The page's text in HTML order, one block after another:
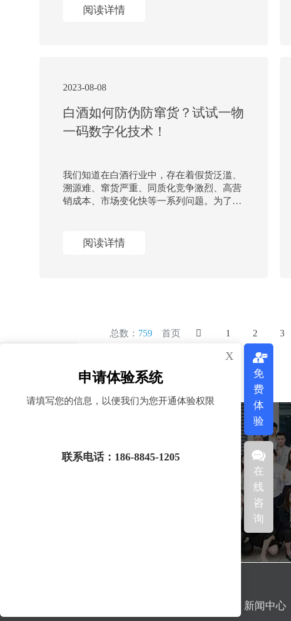
一码实现产品数字化防伪溯源功能。
阅读详情
2023-08-08
白酒如何防伪防窜货？试试一物
一码数字化技术！
我们知道在白酒行业中，存在着假货泛滥、
溯源难、窜货严重、同质化竞争激烈、高营
销成本、市场变化快等一系列问题。为了应
管理功能。下面我们一起看这篇文章介绍。
阅读详情
总数： 759 首页 1 2 3
了解产品服务
X
免
费
体
验
在
线
咨
询
申请体验系统
请填写您的信息，以便我们为您开通体验权限
联系电话：186-8845-1205
新闻中心